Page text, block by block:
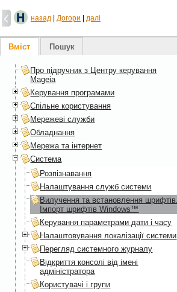
назад Догори далі
Вміст Пошук
Про підручник з Центру керування
Mageia
Керування програмами
Спільне користування
Мережеві служби
Обладнання
Мережа та інтернет
Система
Розпізнавання
Налаштування служб системи
Вилучення та встановлення шрифтів.
Імпорт шрифтів Windows™
Керування параметрами дати і часу
Налаштовування локалізації системи
Перегляд системного журналу
Відкриття консолі від імені
адміністратора
Користувачі і групи